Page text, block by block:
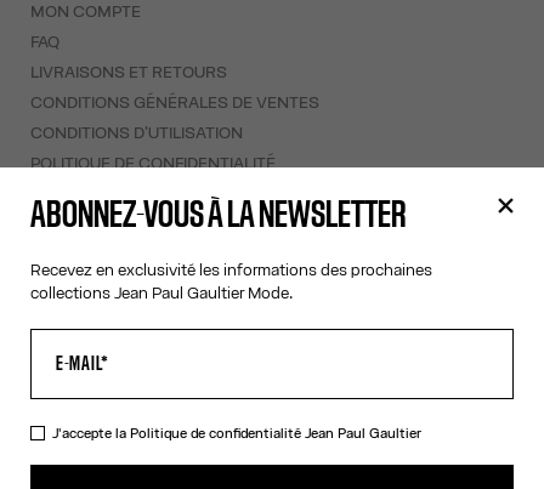
MON COMPTE
FAQ
LIVRAISONS ET RETOURS
CONDITIONS GÉNÉRALES DE VENTES
CONDITIONS D'UTILISATION
POLITIQUE DE CONFIDENTIALITÉ
FORMULAIRE DE RÉTRACTATION
GESTION DES COOKIES
À PROPOS
COOKIES
ACCESSIBILITÉ
NOS ENGAGEMENTS
Facebook Instagram Youtube Tik Tok
ABONNEZ-VOUS À LA NEWSLETTER
Recevez en exclusivité les informations des prochaines
collections Jean Paul Gaultier Mode.
J'accepte la Politique de confidentialitéJean Paul Gaultier